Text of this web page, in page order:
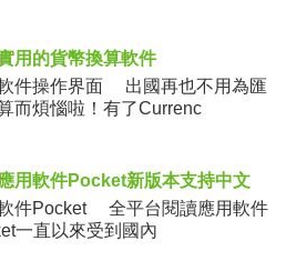
用的貨幣換算軟件
件操作界面 出國再也不用為匯
而煩惱啦！有了Currenc
用軟件Pocket新版本支持中文
件Pocket 全平台閱讀應用軟件
一直以來受到國內